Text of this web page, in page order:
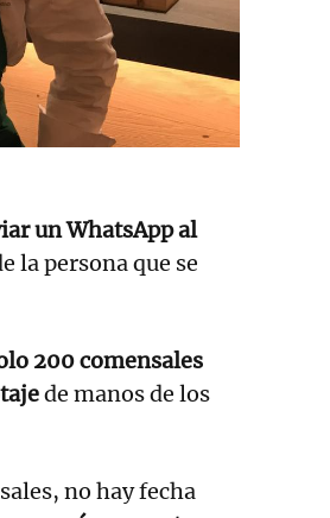
un WhatsApp al
la persona que se
200 comensales
de manos de los
no hay fecha